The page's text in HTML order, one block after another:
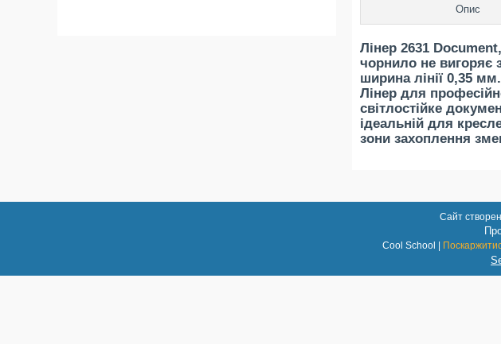
Опис
Лінер 2631
чорнило не вигоряє
ширина лінії 0,35
Лінер для
світлостійке
ідеальній для
зони захоплення
Сайт